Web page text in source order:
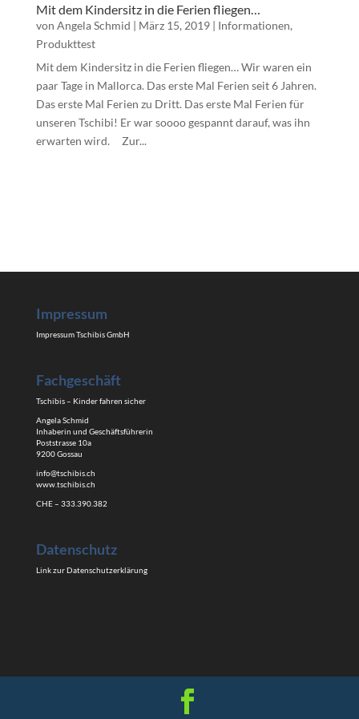
Mit dem Kindersitz in die Ferien fliegen…
von Angela Schmid | März 15, 2019| Informationen,
Produkttest
Mit dem Kindersitz in die Ferien fliegen… Wir waren ein
paar Tage in Mallorca. Das erste Mal Ferien seit 6 Jahren.
Das erste Mal Ferien zu Dritt. Das erste Mal Ferien für
unseren Tschibi! Er war soooo gespannt darauf, was ihn
erwarten wird. Zur...
Impressum
Impressum Tschibis GmbH
Fachgeschäft
Tschibis – Kinder fahren sicher
Angela Schmid
Inhaberin und Geschäftsführerin
Poststrasse 10a
9200 Gossau
info@tschibis.ch
www.tschibis.ch
CHE – 333.390.382
Datenschutz
Link zur Datenschutzerklärung